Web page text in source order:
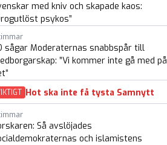
med kniv och skapade kaos:
psykos”
sågar Moderaternas snabbspår till
”Vi kommer inte gå med på
Hot ska inte få tysta Samnytt
Så avslöjades
och islamistens